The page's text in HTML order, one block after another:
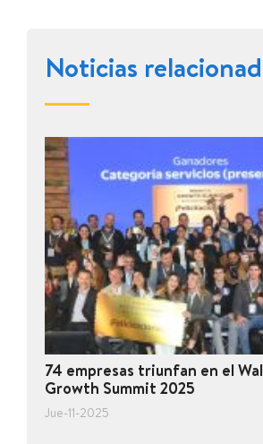
Noticias
74 empresas triunfan en el
Growth Summit 2025
Jue-11-2025